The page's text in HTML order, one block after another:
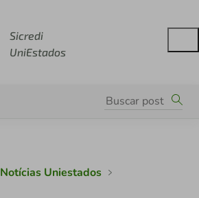
Sicredi
UniEstados
Notícias Uniestados